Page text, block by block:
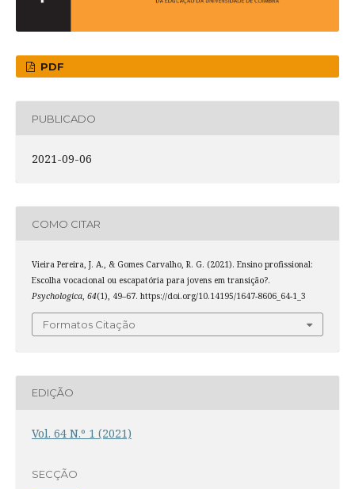
PDF
PUBLICADO
2021-09-06
COMO CITAR
Vieira Pereira, J. A., & Gomes Carvalho, R. G. (2021). Ensino profissional:
Escolha vocacional ou escapatória para jovens em transição?.
Psychologica, 64(1), 49–67. https://doi.org/10.14195/1647-8606_64-1_3
Formatos Citação
EDIÇÃO
Vol. 64 N.º 1 (2021)
SECÇÃO